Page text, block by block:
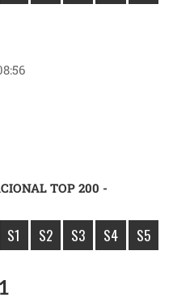
TOP 200 -
S1 S2 S3 S4 S5